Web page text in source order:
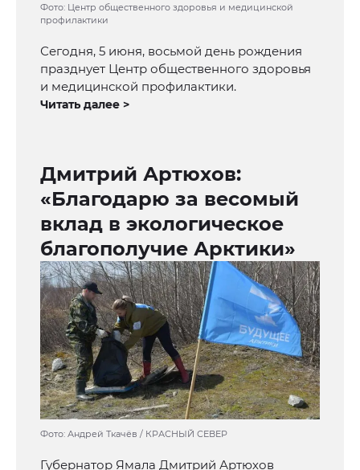
Фото: Центр общественного здоровья и медицинской
профилактики
Сегодня, 5 июня, восьмой день рождения
празднует Центр общественного здоровья
и медицинской профилактики.
Читать далее >
Дмитрий Артюхов:
«Благодарю за весомый
вклад в экологическое
благополучие Арктики»
Фото: Андрей Ткачёв / КРАСНЫЙ СЕВЕР
Губернатор Ямала Дмитрий Артюхов